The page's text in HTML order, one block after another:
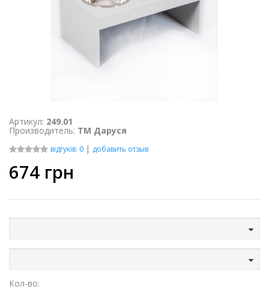
Артикул: 249.01
Производитель: ТМ Даруся
відгуків: 0 | добавить отзыв
674 грн
Кол-во: